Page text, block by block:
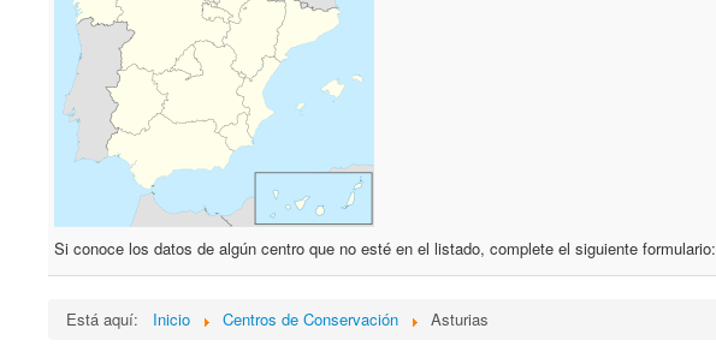
Si conoce los datos de algún centro que no esté en el listado, complete el siguiente formulario:
Está aquí: Inicio Centros de Conservación Asturias